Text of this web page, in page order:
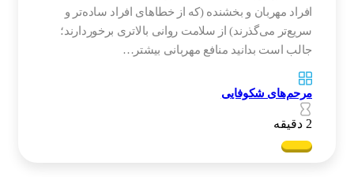
افراد مهربان و بخشنده (که از خطاهای افراد ساده‌تر و
سریع‌تر می‌گذرند) از سلامت روانی بالاتری برخوردارند؛
جالب است بدانید منافع مهربانی بیشتر…
مرحم‌های شکوفایی